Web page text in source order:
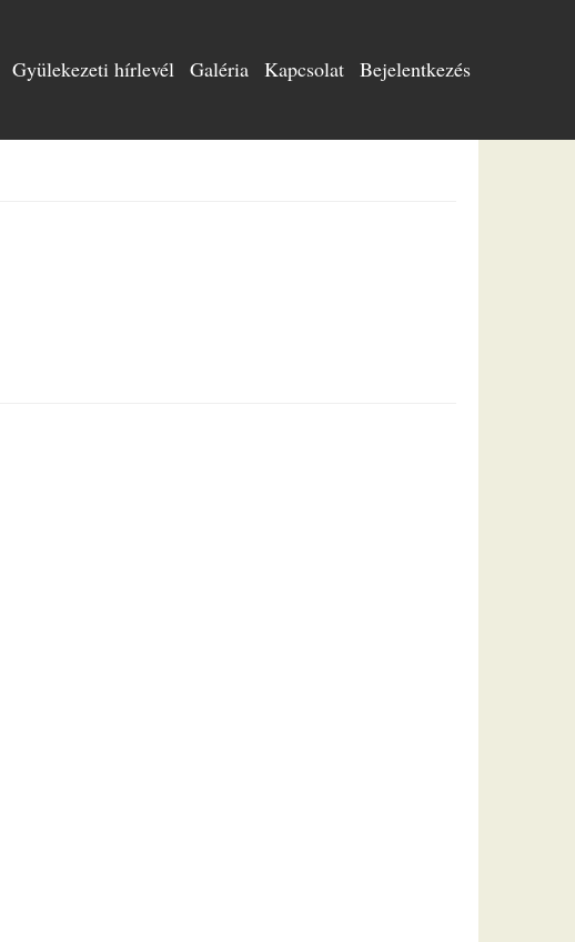
Gyülekezeti hírlevél Galéria Kapcsolat Bejelentkezés